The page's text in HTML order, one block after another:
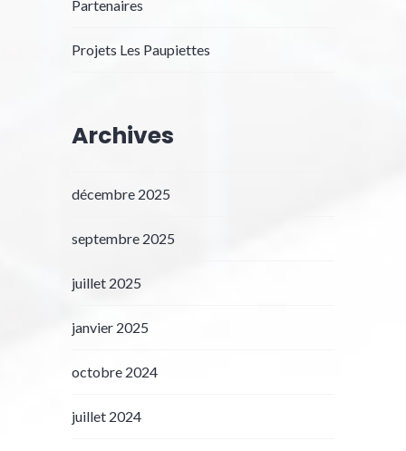
Partenaires
Projets Les Paupiettes
Archives
décembre 2025
septembre 2025
juillet 2025
janvier 2025
octobre 2024
juillet 2024